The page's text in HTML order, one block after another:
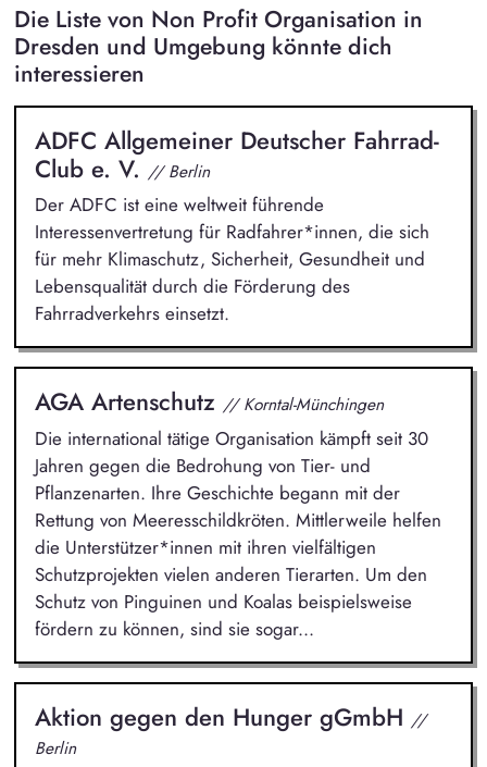
Die Liste von Non Profit Organisation in
Dresden und Umgebung könnte dich
interessieren
ADFC Allgemeiner Deutscher Fahrrad-
Club e. V. // Berlin
Der ADFC ist eine weltweit führende
Interessenvertretung für Radfahrer*innen, die sich
für mehr Klimaschutz, Sicherheit, Gesundheit und
Lebensqualität durch die Förderung des
Fahrradverkehrs einsetzt.
AGA Artenschutz // Korntal-Münchingen
Die international tätige Organisation kämpft seit 30
Jahren gegen die Bedrohung von Tier- und
Pflanzenarten. Ihre Geschichte begann mit der
Rettung von Meeresschildkröten. Mittlerweile helfen
die Unterstützer*innen mit ihren vielfältigen
Schutzprojekten vielen anderen Tierarten. Um den
Schutz von Pinguinen und Koalas beispielsweise
fördern zu können, sind sie sogar...
Aktion gegen den Hunger gGmbH //
Berlin